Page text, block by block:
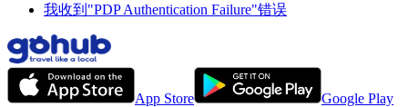
我收到"PDP Authentication Failure"错误
App Store Google Play